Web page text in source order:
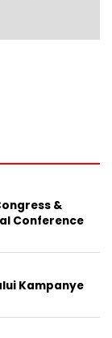
&
Conference
Kampanye